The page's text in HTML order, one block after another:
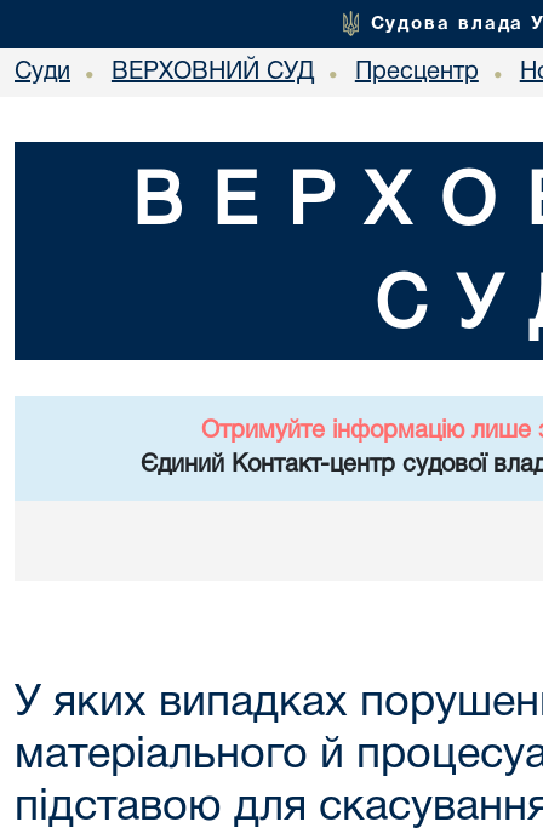
Судова влада
Суди • ВЕРХОВНИЙ СУД • Пресцентр •
Отримуйте інформацію лише
Єдиний Контакт-центр судової
У яких випадках
матеріального й
підставою для